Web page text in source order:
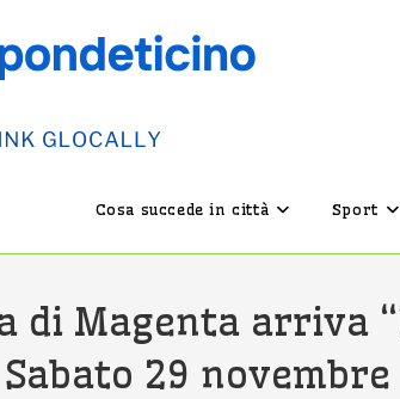
Cosa succede in città Sport
di Magenta arriva
29 novembre